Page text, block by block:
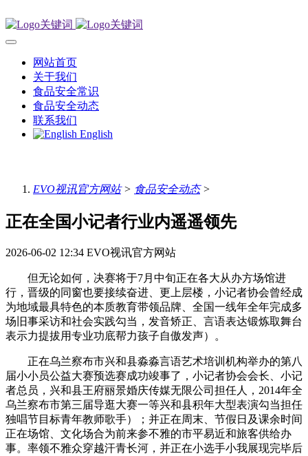
网站首页
关于我们
食品安全常识
食品安全动态
联系我们
English
EVO视讯官方网站> 食品安全动态>
正在全国小记者行业内遥遥领先
2026-06-02 12:34 EVO视讯官方网站
但无论如何，决赛将于7月中旬正在各大从办方场馆进
行，晋级的同窗也要接续奋进、更上层楼，小记者协会曾经成
为地域最具特色的本质教育带领品牌、全国一线年全年完成多
场旧事采访和社会实践勾当，发音矫正、言语表达锻炼取舞台
表示力提拔用专业功底帮力孩子自傲发声）。
正在乌兰察布市兴和县淼淼言语艺术培训机构举办的第八
届小小员公益大赛预选赛成功竣事了，小记者协会会长、小记
者总员，兴和县王府丽景婚庆传媒无限公司担任人，2014年全
乌兰察布市第三届导逛大赛一等兴和县积年大型表演勾当担任
独唱节目标青年教师歌手）；并正在周末、节假日及课余时间
正在场馆、文化场合为前来参不雅的市平易近和旅客供给办
事。率领不雅众穿越汗青长河，并正在小选手小我展现完毕后